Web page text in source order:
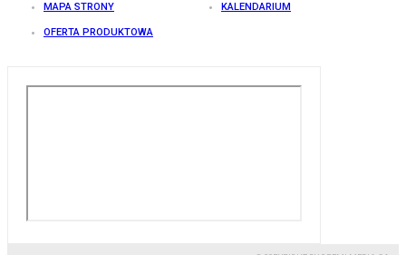
MAPA STRONY KALENDARIUM
OFERTA PRODUKTOWA